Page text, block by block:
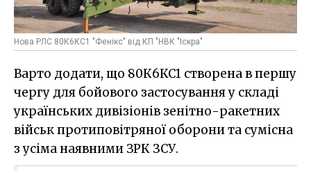
Нова РЛС 80К6КС1 "Фенікс" від КП "НВК "Іскра"
Варто додати, що 80К6КС1 створена в першу
чергу для бойового застосування у складі
українських дивізіонів зенітно-ракетних
військ протиповітряної оборони та сумісна
з усіма наявними ЗРК ЗСУ.